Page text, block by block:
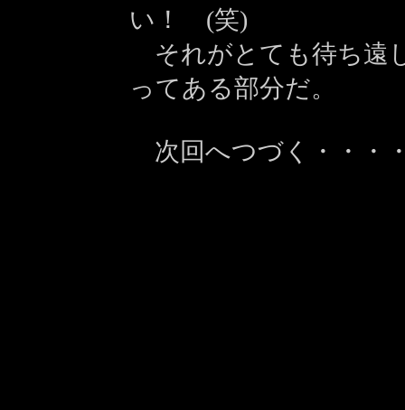
い！ (笑)
それがとても待ち遠
ってある部分だ。
次回へつづく・・・